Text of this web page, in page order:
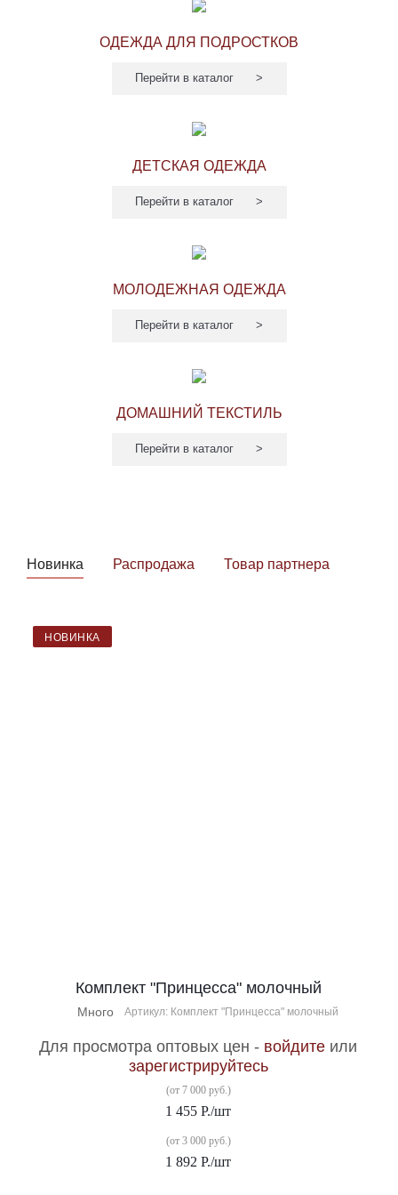
ОДЕЖДА ДЛЯ ПОДРОСТКОВ
Перейти в каталог
ДЕТСКАЯ ОДЕЖДА
Перейти в каталог
МОЛОДЕЖНАЯ ОДЕЖДА
Перейти в каталог
ДОМАШНИЙ ТЕКСТИЛЬ
Перейти в каталог
Новинка Распродажа Товар партнера
НОВИНКА
Комплект "Принцесса" молочный
Много Артикул: Комплект "Принцесса" молочный
Для просмотра оптовых цен - войдите или
зарегистрируйтесь
(от 7 000 руб.)
1 455 Р./шт
(от 3 000 руб.)
1 892 Р./шт